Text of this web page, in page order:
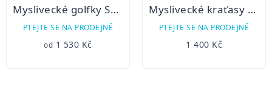
Myslivecké golfky Setex
PTEJTE SE NA PRODEJNĚ
od 1 530 Kč
Myslivecké kraťasy C.I.T. khaki
PTEJTE SE NA PRODEJNĚ
1 400 Kč